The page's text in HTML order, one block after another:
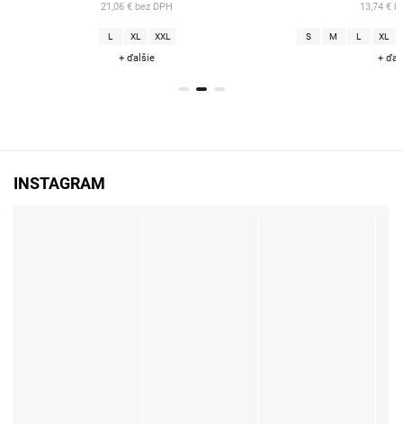
21,06 € bez DPH
L XL XXL
+ ďalšie
13,74 €
S M L XL
+
INSTAGRAM